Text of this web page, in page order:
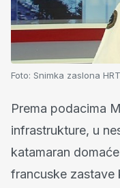
Foto: Snimka zaslona HRT
Prema podacima
infrastrukture, u
katamaran
francuske zastave